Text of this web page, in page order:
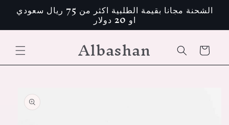
الى
الشحنة مجانا بقيمة الطلبية اكثر من 75 ريال سعودي او 20 دولار
Albashan
التسوق
معلومات
المنتج